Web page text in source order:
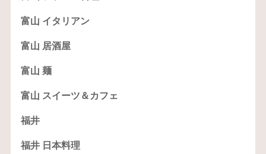
富山 イタリアン
富山 居酒屋
富山 麺
富山 スイーツ＆カフェ
福井
福井 日本料理